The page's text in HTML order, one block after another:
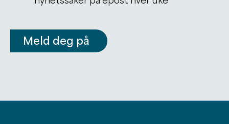
Meld deg på